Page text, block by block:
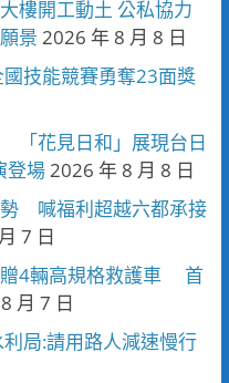
樓開工動土 公私協力
景 2026 年 8 月 8 日
技能競賽勇奪23面獎
「花見日和」展現台日
登場 2026 年 8 月 8 日
喊福利超越六都承接
7 日
贈4輛高規格救護車 首
月 7 日
局:請用路人減速慢行